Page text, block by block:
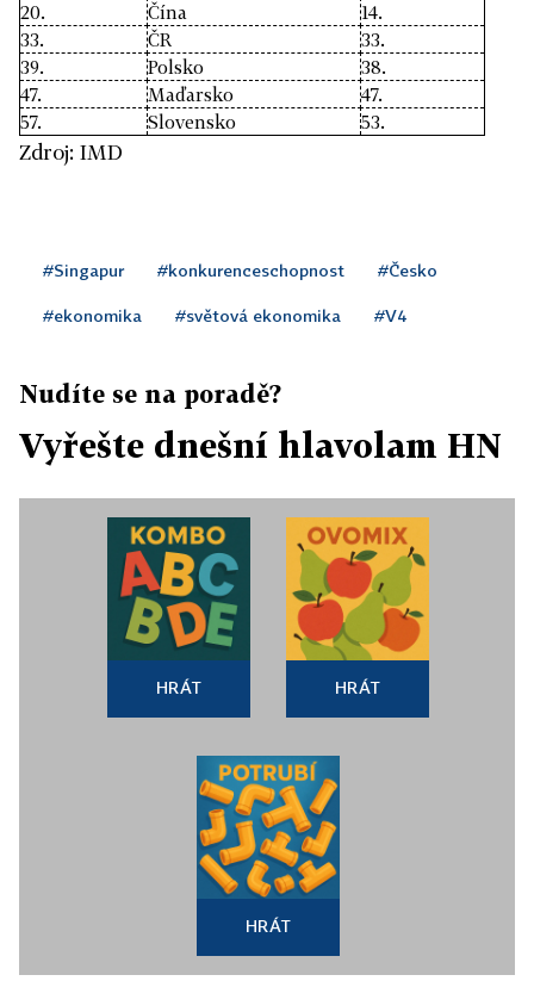
20.
Čína
14.
33.
ČR
33.
39.
Polsko
38.
47.
Maďarsko
47.
57.
Slovensko 53.
Zdroj: IMD
#Singapur #konkurenceschopnost #Česko
#ekonomika #světová ekonomika #V4
Nudíte se na poradě?
Vyřešte dnešní hlavolam HN
HRÁT HRÁT
HRÁT